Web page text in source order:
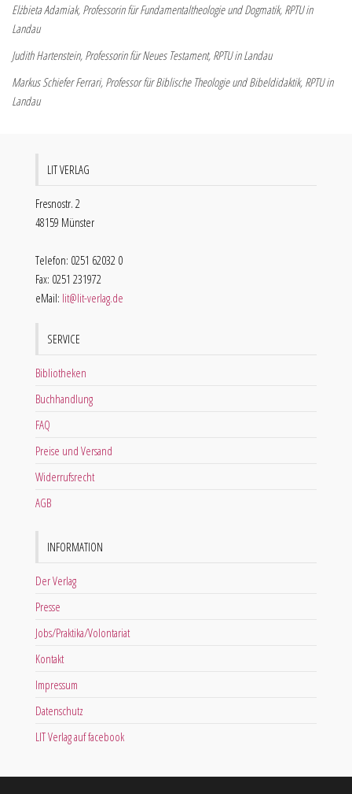
Elżbieta Adamiak, Professorin für Fundamentaltheologie und Dogmatik, RPTU in
Landau
Judith Hartenstein, Professorin für Neues Testament, RPTU in Landau
Markus Schiefer Ferrari, Professor für Biblische Theologie und Bibeldidaktik, RPTU in
Landau
LIT VERLAG
Fresnostr. 2
48159 Münster
Telefon: 0251 62032 0
Fax: 0251 231972
eMail: lit@lit-verlag.de
SERVICE
Bibliotheken
Buchhandlung
FAQ
Preise und Versand
Widerrufsrecht
AGB
INFORMATION
Der Verlag
Presse
Jobs/Praktika/Volontariat
Kontakt
Impressum
Datenschutz
LIT Verlag auf facebook